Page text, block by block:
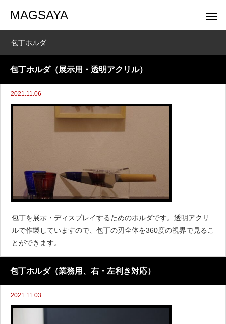
MAGSAYA
包丁ホルダ
包丁ホルダ（展示用・透明アクリル）
2021.11.06
包丁を展示・ディスプレイするためのホルダです。透明アクリ
ルで作製していますので、包丁の刃全体を360度の視界で見るこ
とができます。
包丁ホルダ（業務用、右・左利き対応）
2021.11.03